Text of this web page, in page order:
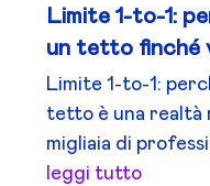
Limite 1-to-1:
un tetto finché
Limite 1-to-1:
tetto è una realtà
migliaia di
leggi tutto